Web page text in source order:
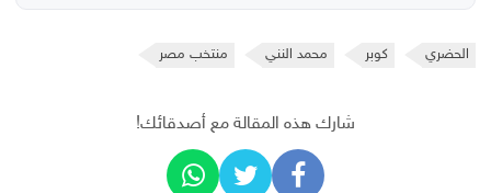
الحضري كوبر محمد النني منتخب مصر
شارك هذه المقالة مع أصدقائك!